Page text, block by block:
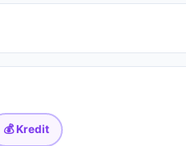
💰 Kredit